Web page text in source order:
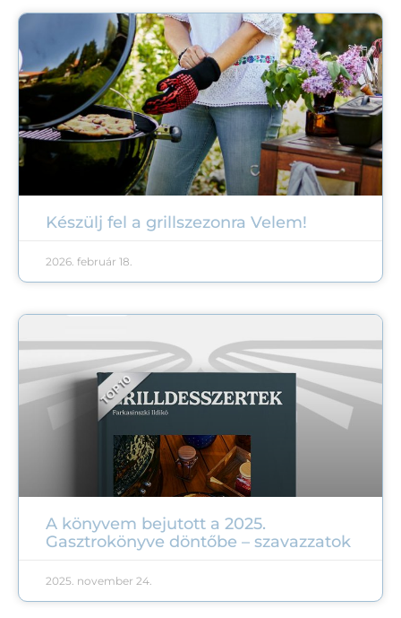
Készülj fel a grillszezonra Velem!
2026. február 18.
A könyvem bejutott a 2025.
Gasztrokönyve döntőbe – szavazzatok
2025. november 24.